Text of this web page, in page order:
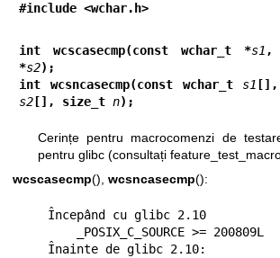
#include <wchar.h>
int wcscasecmp(const wchar_t *s1 ,
*s2);
int wcsncasecmp(const wchar_t s1
s2 [], size_t n);
Cerințe pentru macrocomenzi de
pentru glibc (consultați
wcscasecmp(), wcsncasecmp():